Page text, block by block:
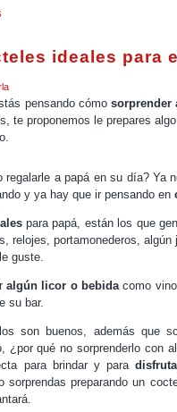
ideales para
pensando cómosorprender
te proponemos le prepares
regalarle a papá en su día? Ya
y ya hay que ir pensando en
para papá, están los que
relojes, portamonederos,
guste.
algún licor o bebidacomo
su bar.
son buenos, además que
¿por qué no sorprenderlo con
para brindar y para
sorprendas preparando un